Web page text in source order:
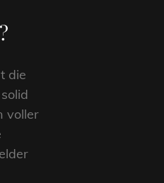
die
voller